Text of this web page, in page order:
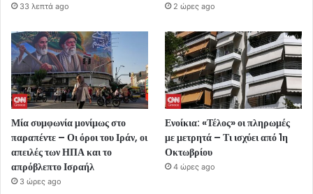
33 λεπτά ago 2 ώρες ago
Μία συμφωνία μονίμως στο
παραπέντε – Οι όροι του Ιράν, οι
απειλές των ΗΠΑ και το
απρόβλεπτο Ισραήλ
3 ώρες ago
Ενοίκια: «Τέλος» οι πληρωμές
με μετρητά – Τι ισχύει από 1η
Οκτωβρίου
4 ώρες ago